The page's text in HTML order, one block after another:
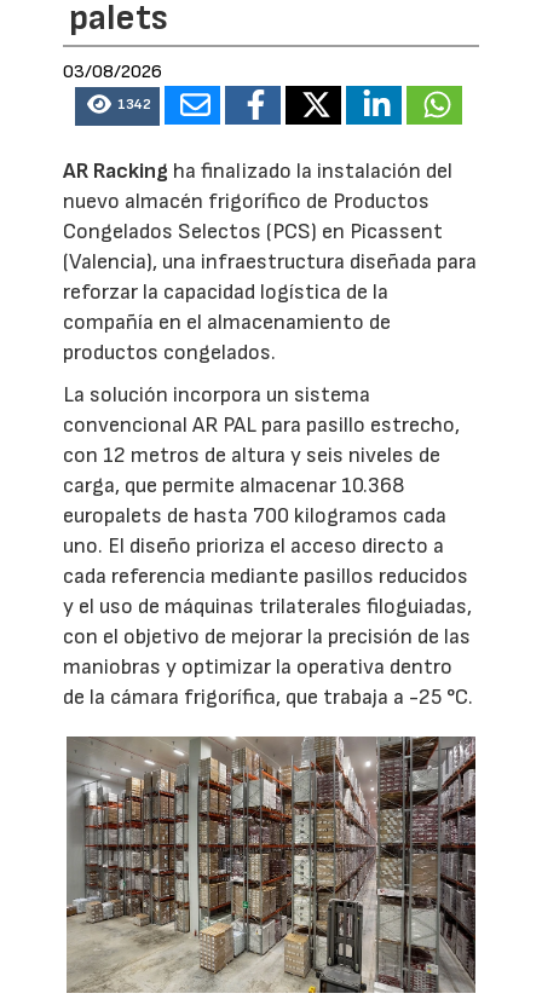
palets
03/08/2026
1342
AR Racking ha finalizado la instalación del
nuevo almacén frigorífico de Productos
Congelados Selectos (PCS) en Picassent
(Valencia), una infraestructura diseñada para
reforzar la capacidad logística de la
compañía en el almacenamiento de
productos congelados.
La solución incorpora un sistema
convencional AR PAL para pasillo estrecho,
con 12 metros de altura y seis niveles de
carga, que permite almacenar 10.368
europalets de hasta 700 kilogramos cada
uno. El diseño prioriza el acceso directo a
cada referencia mediante pasillos reducidos
y el uso de máquinas trilaterales filoguiadas,
con el objetivo de mejorar la precisión de las
maniobras y optimizar la operativa dentro
de la cámara frigorífica, que trabaja a -25 °C.